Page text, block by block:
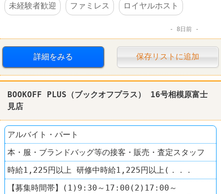
未経験者歓迎 ファミレス ロイヤルホスト
8日前
詳細をみる 保存リストに追加
BOOKOFF PLUS（ブックオフプラス） 16号相模原富士
見店
アルバイト・パート
本・服・ブランドバッグ等の接客・販売・査定スタッフ
時給1,225円以上 研修中時給1,225円以上(．．．
【募集時間帯】(1)9:30～17:00(2)17:00～